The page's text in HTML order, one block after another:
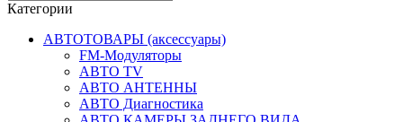
Категории
АВТОТОВАРЫ (аксессуары)
FM-Модуляторы
АВТО TV
АВТО АНТЕННЫ
АВТО Диагностика